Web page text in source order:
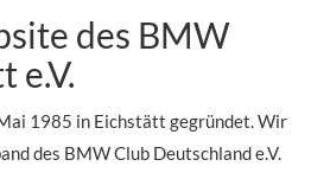
des BMW
e.V.
1985 in Eichstätt gegründet. Wir
des BMW Club Deutschland e.V.